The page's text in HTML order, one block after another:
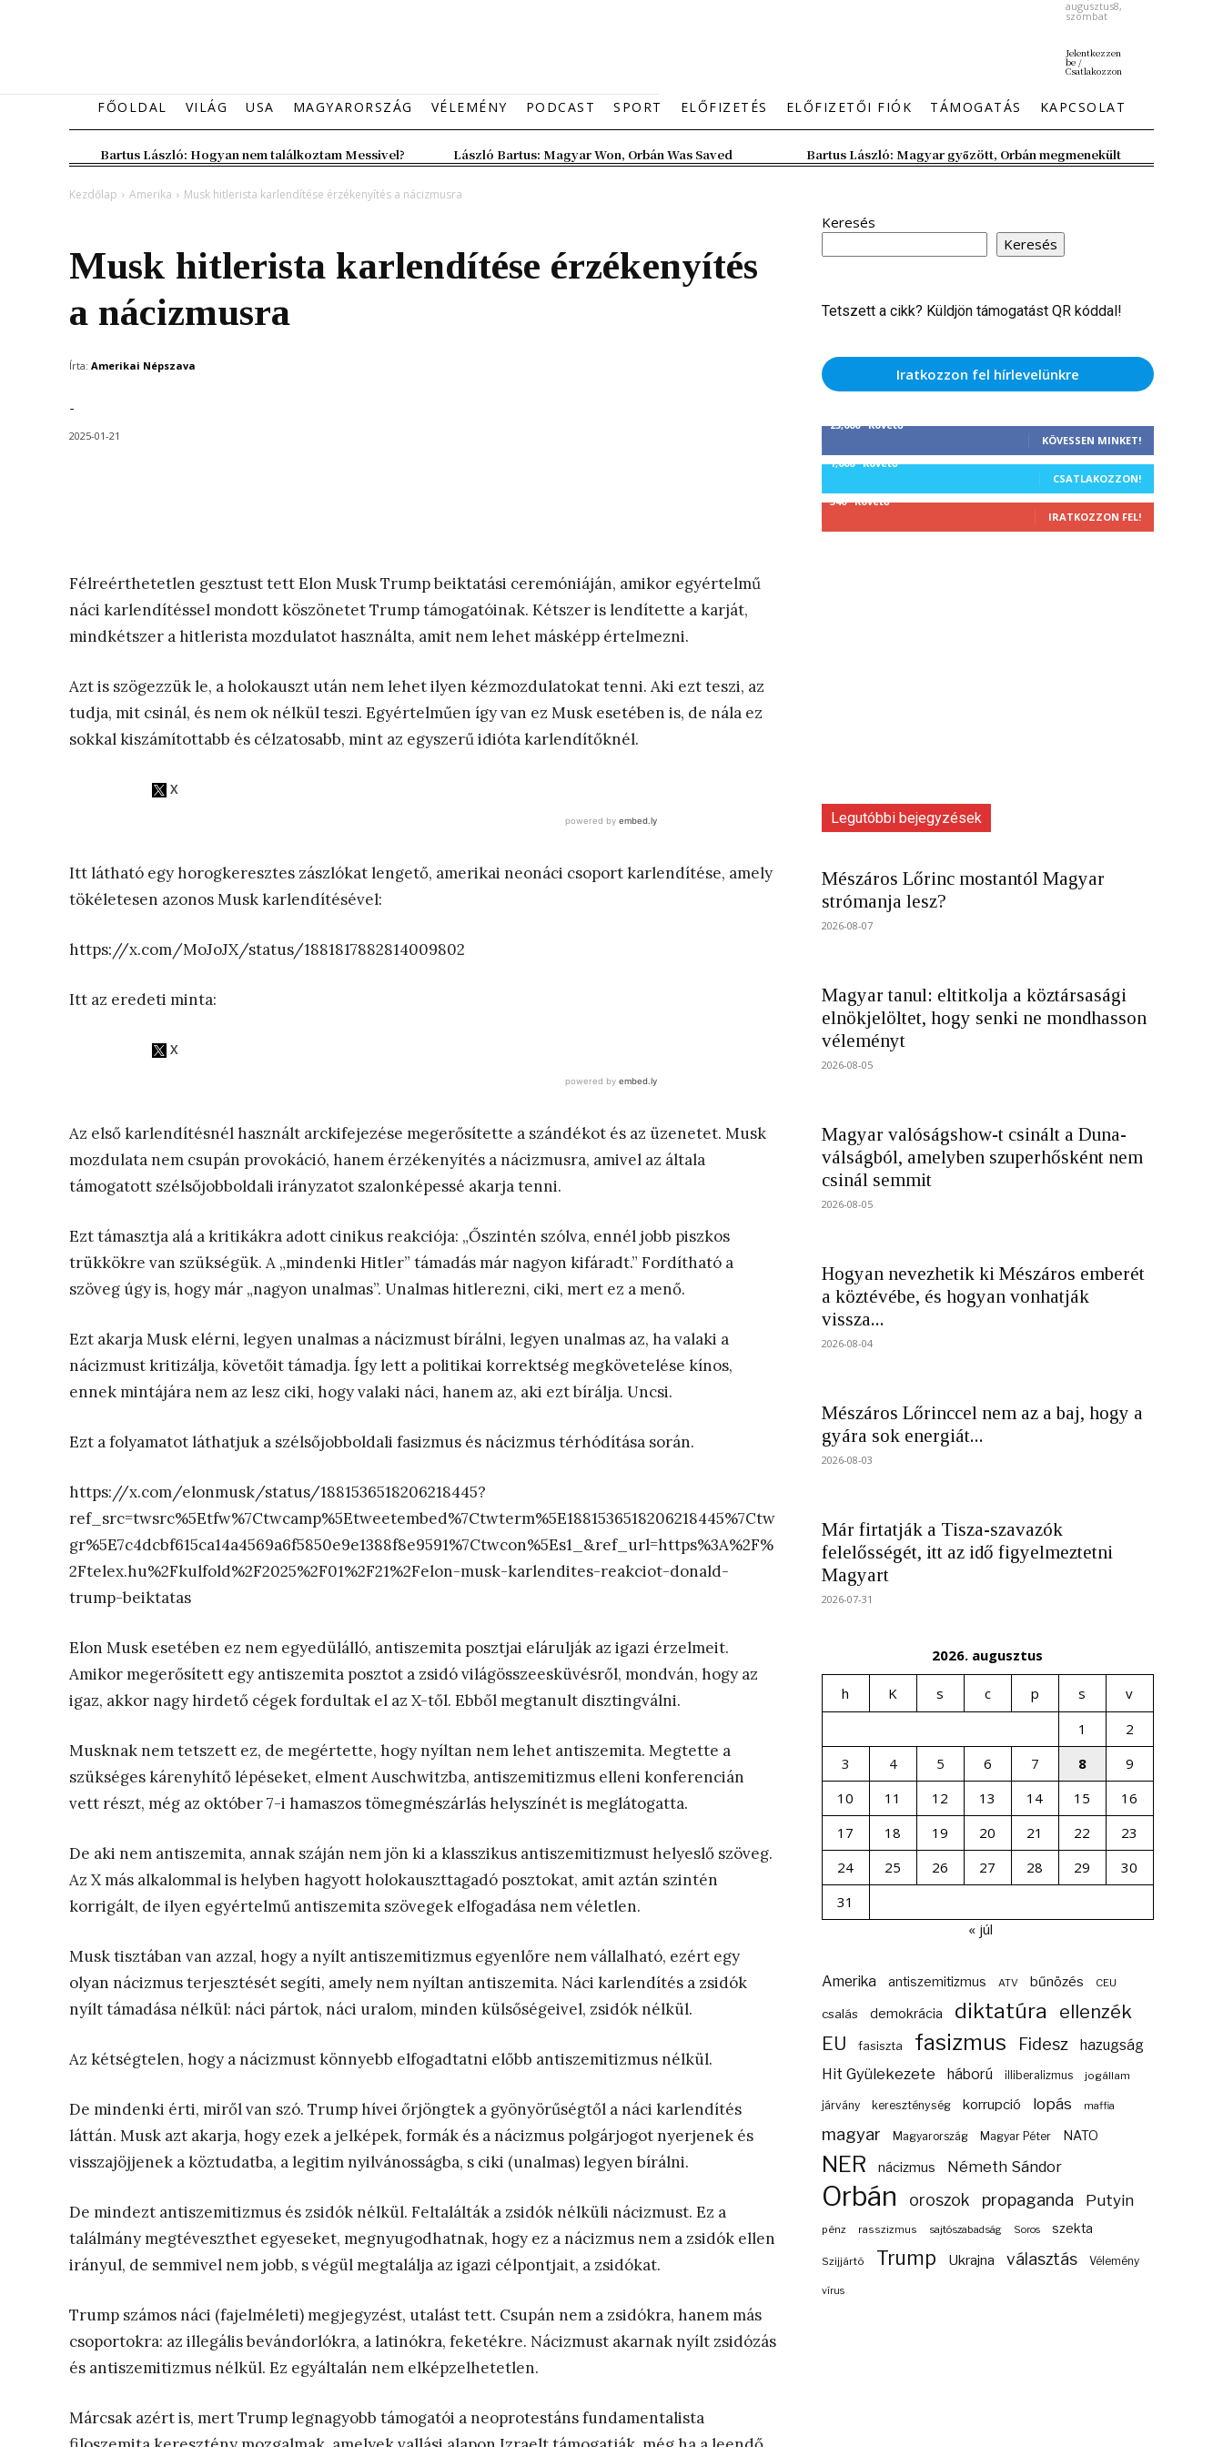
augusztus8,
szombat
Jelentkezzen
be /
Csatlakozzon
FŐOLDAL VILÁG USA MAGYARORSZÁG VÉLEMÉNY PODCAST SPORT ELŐFIZETÉS ELŐFIZETŐI FIÓK TÁMOGATÁS KAPCSOLAT
Bartus László: Hogyan nem találkoztam Messivel? László Bartus: Magyar Won, Orbán Was Saved Bartus László: Magyar győzött, Orbán megmenekült
Kezdőlap Amerika Musk hitlerista karlendítése érzékenyítés a nácizmusra
Musk hitlerista karlendítése érzékenyítés
a nácizmusra
Írta: Amerikai Népszava
-
2025-01-21
Félreérthetetlen gesztust tett Elon Musk Trump beiktatási ceremóniáján, amikor egyértelmű
náci karlendítéssel mondott köszönetet Trump támogatóinak. Kétszer is lendítette a karját,
mindkétszer a hitlerista mozdulatot használta, amit nem lehet másképp értelmezni.
Azt is szögezzük le, a holokauszt után nem lehet ilyen kézmozdulatokat tenni. Aki ezt teszi, az
tudja, mit csinál, és nem ok nélkül teszi. Egyértelműen így van ez Musk esetében is, de nála ez
sokkal kiszámítottabb és célzatosabb, mint az egyszerű idióta karlendítőknél.
Itt látható egy horogkeresztes zászlókat lengető, amerikai neonáci csoport karlendítése, amely
tökéletesen azonos Musk karlendítésével:
https://x.com/MoJoJX/status/1881817882814009802
Itt az eredeti minta:
Az első karlendítésnél használt arckifejezése megerősítette a szándékot és az üzenetet. Musk
mozdulata nem csupán provokáció, hanem érzékenyítés a nácizmusra, amivel az általa
támogatott szélsőjobboldali irányzatot szalonképessé akarja tenni.
Ezt támasztja alá a kritikákra adott cinikus reakciója: „Őszintén szólva, ennél jobb piszkos
trükkökre van szükségük. A „mindenki Hitler” támadás már nagyon kifáradt.” Fordítható a
szöveg úgy is, hogy már „nagyon unalmas”. Unalmas hitlerezni, ciki, mert ez a menő.
Ezt akarja Musk elérni, legyen unalmas a nácizmust bírálni, legyen unalmas az, ha valaki a
nácizmust kritizálja, követőit támadja. Így lett a politikai korrektség megkövetelése kínos,
ennek mintájára nem az lesz ciki, hogy valaki náci, hanem az, aki ezt bírálja. Uncsi.
Ezt a folyamatot láthatjuk a szélsőjobboldali fasizmus és nácizmus térhódítása során.
https://x.com/elonmusk/status/1881536518206218445?
ref_src=twsrc%5Etfw%7Ctwcamp%5Etweetembed%7Ctwterm%5E1881536518206218445%7Ctw
gr%5E7c4dcbf615ca14a4569a6f5850e9e1388f8e9591%7Ctwcon%5Es1_&ref_url=https%3A%2F%
2Ftelex.hu%2Fkulfold%2F2025%2F01%2F21%2Felon-musk-karlendites-reakciot-donald-
trump-beiktatas
Elon Musk esetében ez nem egyedülálló, antiszemita posztjai elárulják az igazi érzelmeit.
Amikor megerősített egy antiszemita posztot a zsidó világösszeesküvésről, mondván, hogy az
igaz, akkor nagy hirdető cégek fordultak el az X-től. Ebből megtanult disztingválni.
Musknak nem tetszett ez, de megértette, hogy nyíltan nem lehet antiszemita. Megtette a
szükséges kárenyhítő lépéseket, elment Auschwitzba, antiszemitizmus elleni konferencián
vett részt, még az október 7-i hamaszos tömegmészárlás helyszínét is meglátogatta.
De aki nem antiszemita, annak száján nem jön ki a klasszikus antiszemitizmust helyeslő szöveg.
Az X más alkalommal is helyben hagyott holokauszttagadó posztokat, amit aztán szintén
korrigált, de ilyen egyértelmű antiszemita szövegek elfogadása nem véletlen.
Musk tisztában van azzal, hogy a nyílt antiszemitizmus egyenlőre nem vállalható, ezért egy
olyan nácizmus terjesztését segíti, amely nem nyíltan antiszemita. Náci karlendítés a zsidók
nyílt támadása nélkül: náci pártok, náci uralom, minden külsőségeivel, zsidók nélkül.
Az kétségtelen, hogy a nácizmust könnyebb elfogadtatni előbb antiszemitizmus nélkül.
De mindenki érti, miről van szó. Trump hívei őrjöngtek a gyönyörűségtől a náci karlendítés
láttán. Musk azt akarja, hogy ezek a jelképek, formák és a nácizmus polgárjogot nyerjenek és
visszajöjjenek a köztudatba, a legitim nyilvánosságba, s ciki (unalmas) legyen bírálni.
De mindezt antiszemitizmus és zsidók nélkül. Feltalálták a zsidók nélküli nácizmust. Ez a
találmány megtéveszthet egyeseket, megnyugodhatnak, hogy ez a nácizmus nem a zsidók ellen
irányul, de semmivel nem jobb, s végül megtalálja az igazi célpontjait, a zsidókat.
Trump számos náci (fajelméleti) megjegyzést, utalást tett. Csupán nem a zsidókra, hanem más
csoportokra: az illegális bevándorlókra, a latinókra, feketékre. Nácizmust akarnak nyílt zsidózás
és antiszemitizmus nélkül. Ez egyáltalán nem elképzelhetetlen.
Márcsak azért is, mert Trump legnagyobb támogatói a neoprotestáns fundamentalista
Keresés
Keresés
Tetszett a cikk? Küldjön támogatást QR kóddal!
Iratkozzon fel hírlevelünkre
25,000 Követő
KÖVESSEN MINKET!
1,000 Követő
CSATLAKOZZON!
340 Követő
IRATKOZZON FEL!
Legutóbbi bejegyzések
Mészáros Lőrinc mostantól Magyar
strómanja lesz?
2026-08-07
Magyar tanul: eltitkolja a köztársasági
elnökjelöltet, hogy senki ne mondhasson
véleményt
2026-08-05
Magyar valóságshow-t csinált a Duna-
válságból, amelyben szuperhősként nem
csinál semmit
2026-08-05
Hogyan nevezhetik ki Mészáros emberét
a köztévébe, és hogyan vonhatják
vissza...
2026-08-04
Mészáros Lőrinccel nem az a baj, hogy a
gyára sok energiát...
2026-08-03
Már firtatják a Tisza-szavazók
felelősségét, itt az idő figyelmeztetni
Magyart
2026-07-31
2026. augusztus
h K s c p s
v
1
2
3
4 5 6 7 8
9
10
11 12 13 14 15
16
17
18 19 20 21 22
23
24
25 26 27 28 29
30
31
« júl
Amerika antiszemitizmus ATV bűnözés CEU
csalás demokrácia diktatúra ellenzék
EU fasiszta fasizmus Fidesz hazugság
Hit Gyülekezete háború illiberalizmus jogállam
járvány kereszténység korrupció lopás maffia
magyar Magyarország Magyar Péter NATO
NER nácizmus Németh Sándor
Orbán oroszok propaganda Putyin
pénz rasszizmus sajtószabadság Soros szekta
Szijjártó Trump Ukrajna választás Vélemény
vírus